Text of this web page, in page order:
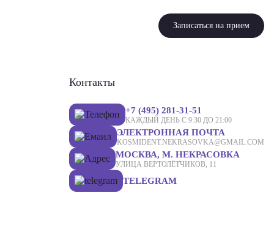
Записаться на прием
Контакты
+7 (495) 281-31-51
КАЖДЫЙ ДЕНЬ С 9:30 ДО 21:00
ЭЛЕКТРОННАЯ ПОЧТА
KOSMIDENT.NEKRASOVKA@GMAIL.COM
МОСКВА, М. НЕКРАСОВКА
УЛИЦА ВЕРТОЛЁТЧИКОВ, 11
TELEGRAM